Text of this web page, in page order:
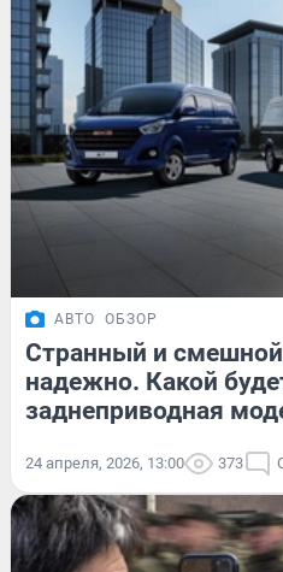
АВТО ОБЗОР
Странный и
надежно. Какой
заднеприводная
24 апреля, 2026, 13:00 373